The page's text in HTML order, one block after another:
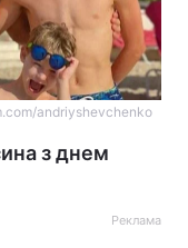
andriyshevchenko
з днем
Реклама